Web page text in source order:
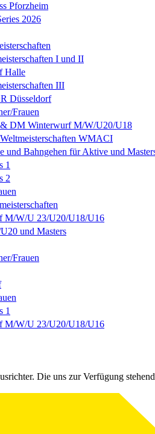
Pforzheim
2026
I und II
Halle
III
Düsseldorf
Frauen
DM Winterwurf M/W/U20/U18
WMACI
und Bahngehen für Aktive und
1
2
M/W/U 23/U20/U18/U16
und Masters
Frauen
1
M/W/U 23/U20/U18/U16
Die uns zur Verfügung